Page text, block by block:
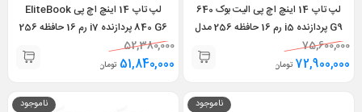
لپ تاپ 14 اینچ اچ پی الیت بوک 640
G9 پردازنده i5 رم 16 حافظه 256 مدل
Hp EliteBook 640 g9 i5 12th
16GB 256GB
75,600,000
72,900,000 تومان
لپ تاپ 14 اینچ اچ پی EliteBook
840 G6 پردازنده i7 رم 16 حافظه 256
مدل Hp EliteBook 840 g6 i7 8th
16GB 256GB
52,380,000
51,840,000 تومان
ناموجود ناموجود